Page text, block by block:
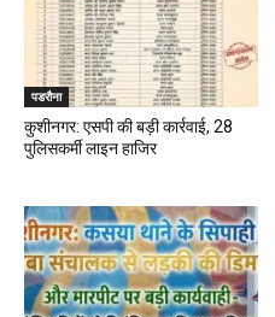
पडरौना
कुशीनगर: एसपी की बड़ी कार्रवाई, 28
पुलिसकर्मी लाइन हाजिर